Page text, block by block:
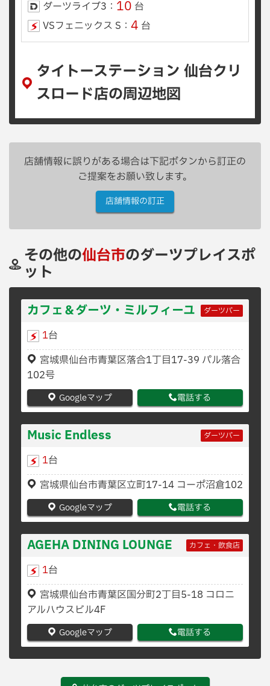
ダーツライブ3： 10 台
VSフェニックス S： 4 台
タイトーステーション 仙台クリ
スロード店の周辺地図
店舗情報に誤りがある場合は下記ボタンから訂正の
ご提案をお願い致します。
店舗情報の訂正
その他の仙台市のダーツプレイスポ
ット
カフェ＆ダーツ・ミルフィーユ ダーツバー
1台
宮城県仙台市青葉区落合1丁目17-39 パル落合
102号
Googleマップ 電話する
Music Endless ダーツバー
1台
宮城県仙台市青葉区立町17-14 コーポ沼倉102
Googleマップ 電話する
AGEHA DINING LOUNGE カフェ・飲食店
1台
宮城県仙台市青葉区国分町2丁目5-18 コロニ
アルハウスビル4F
Googleマップ 電話する